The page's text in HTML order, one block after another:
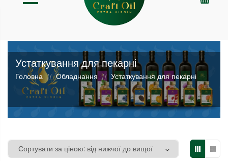
Устаткування для пекарні
Головна // Обладнання // Устаткування для пекарні